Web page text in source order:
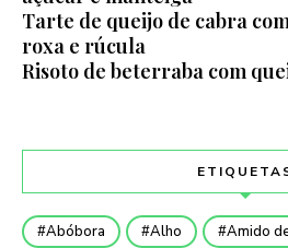
Tarte de queijo de cabra
roxa e rúcula
Risoto de beterraba com
Abóbora Alho Amido